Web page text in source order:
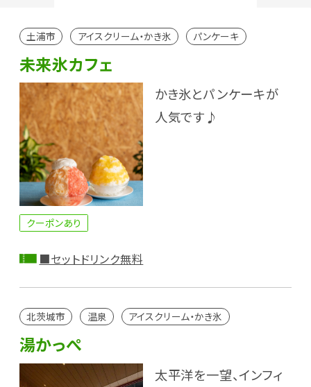
土浦市 アイスクリーム・かき氷 パンケーキ
未来氷カフェ
かき氷とパンケーキが
人気です♪
クーポンあり
■セットドリンク無料
北茨城市 温泉 アイスクリーム・かき氷
湯かっぺ
太平洋を一望、インフィ